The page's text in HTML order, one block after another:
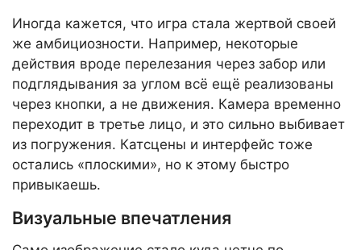
Иногда кажется, что игра стала жертвой своей
же амбициозности. Например, некоторые
действия вроде перелезания через забор или
подглядывания за углом всё ещё реализованы
через кнопки, а не движения. Камера временно
переходит в третье лицо, и это сильно выбивает
из погружения. Катсцены и интерфейс тоже
остались «плоскими», но к этому быстро
привыкаешь.
Визуальные впечатления